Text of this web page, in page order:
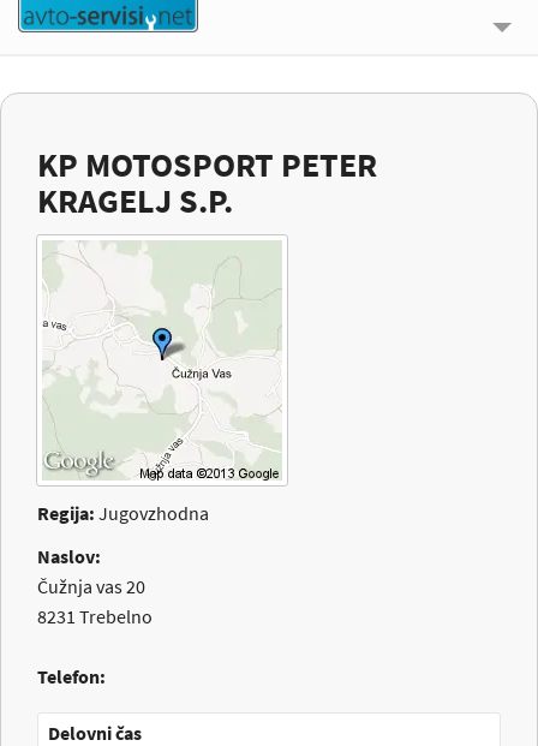
O NAS
KONTAKT
PRIJAVI SE
KP MOTOSPORT PETER
KRAGELJ S.P.
Regija: Jugovzhodna
Naslov:
Čužnja vas 20
8231 Trebelno
Telefon:
Delovni čas